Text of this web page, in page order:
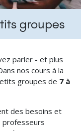
groupes
parler - et plus
nos cours à la
groupes de 7 à
des besoins et
professeurs